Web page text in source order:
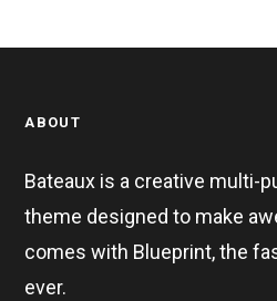
ABOUT
Bateaux is a creative multi-
theme designed to make
comes with Blueprint, the
ever.